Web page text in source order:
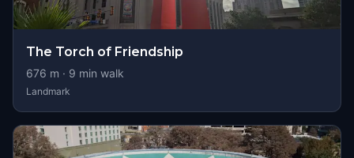
The Torch of Friendship
676 m · 9 min walk
Landmark